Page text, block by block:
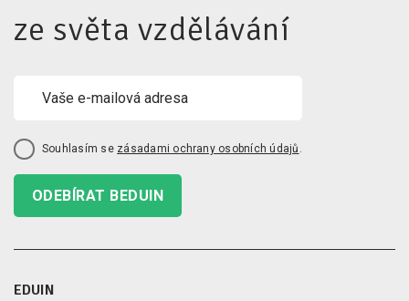
ze světa vzdělávání
Souhlasím se zásadami ochrany osobních údajů
ODEBÍRAT BEDUIN
EDUIN